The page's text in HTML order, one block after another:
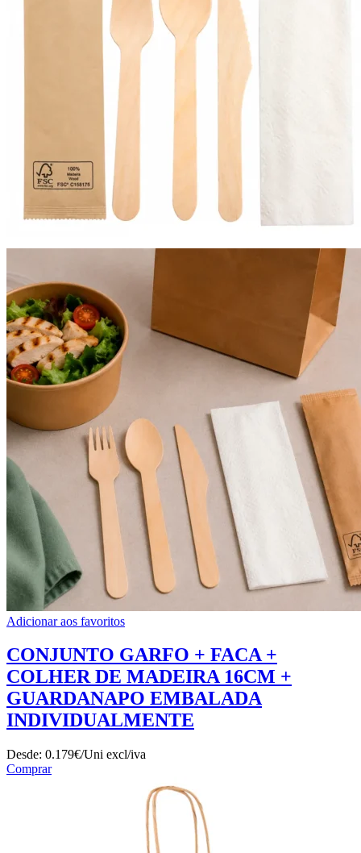
Adicionar aos favoritos
CONJUNTO GARFO + FACA +
COLHER DE MADEIRA 16CM +
GUARDANAPO EMBALADA
INDIVIDUALMENTE
Desde: 0.179€/Uni excl/iva
Comprar